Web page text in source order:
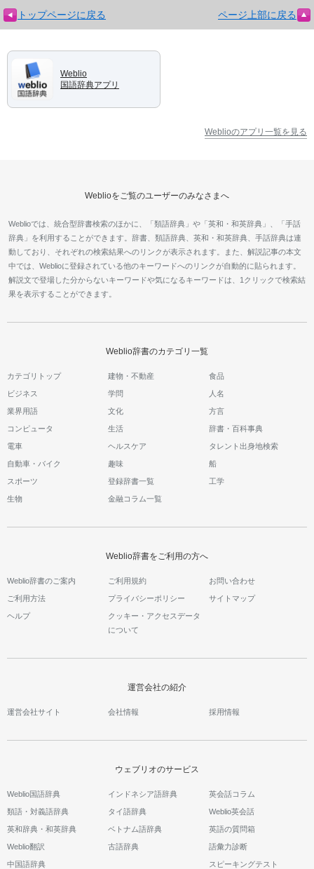
トップページに戻る ページ上部に戻る
Weblio
国語辞典アプリ
Weblioのアプリ一覧を見る
Weblioをご覧のユーザーのみなさまへ
Weblioでは、統合型辞書検索のほかに、「類語辞典」や「英和・和英辞典」、「手話
辞典」を利用することができます。辞書、類語辞典、英和・和英辞典、手話辞典は連
動しており、それぞれの検索結果へのリンクが表示されます。また、解説記事の本文
中では、Weblioに登録されている他のキーワードへのリンクが自動的に貼られます。
解説文で登場した分からないキーワードや気になるキーワードは、1クリックで検索結
果を表示することができます。
Weblio辞書のカテゴリ一覧
カテゴリトップ 建物・不動産 食品
ビジネス 学問 人名
業界用語 文化 方言
コンピュータ 生活 辞書・百科事典
電車 ヘルスケア タレント出身地検索
自動車・バイク 趣味 船
スポーツ 登録辞書一覧 工学
生物 金融コラム一覧
Weblio辞書をご利用の方へ
Weblio辞書のご案内 ご利用規約 お問い合わせ
ご利用方法 プライバシーポリシー サイトマップ
ヘルプ
クッキー・アクセスデータ
について
運営会社の紹介
運営会社サイト 会社情報 採用情報
ウェブリオのサービス
Weblio国語辞典
類語・対義語辞典
英和辞典・和英辞典
Weblio翻訳
中国語辞典
インドネシア語辞典
タイ語辞典
ベトナム語辞典
古語辞典
英会話コラム
Weblio英会話
英語の質問箱
語彙力診断
スピーキングテスト